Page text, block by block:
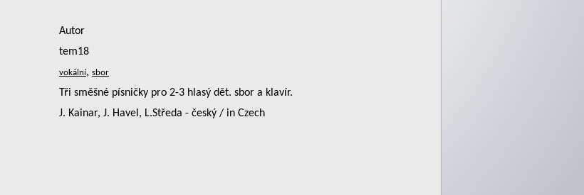
Autor
tem18
,
Tři směšné písničky pro 2-3 hlasý dět. sbor a klavír.
J. Kainar, J. Havel, L.Středa - český / in Czech